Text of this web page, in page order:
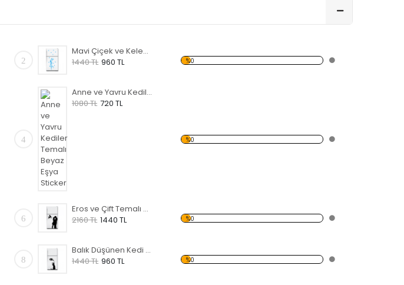
2
Mavi Çiçek ve Kelebekler Temalı Beyaz Eşya Sticker
1440 TL 960 TL %0
4
Anne ve Yavru Kediler Temalı Beyaz Eşya Sticker
1080 TL 720 TL
%0
6
Eros ve Çift Temalı Beyaz Eşya Sticker
2160 TL 1440 TL %0
8
Balık Düşünen Kedi Temalı Beyaz Eşya Sticker
1440 TL 960 TL %0